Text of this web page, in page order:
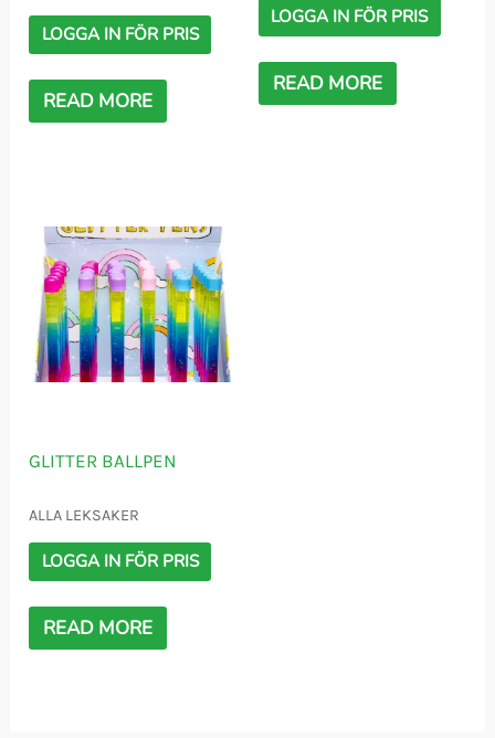
LOGGA IN FÖR PRIS
READ MORE
LOGGA IN FÖR PRIS
READ MORE
GLITTER BALLPEN
ALLA LEKSAKER
LOGGA IN FÖR PRIS
READ MORE